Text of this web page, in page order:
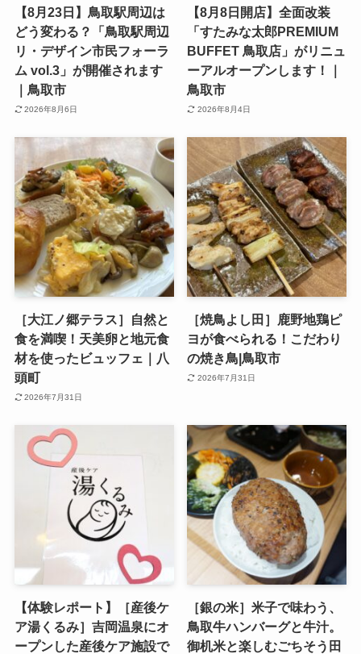
【8月23日】鳥取駅周辺は
どう変わる？「鳥取駅周辺
リ・デザイン市民フォーラ
ム vol.3」が開催されます
｜鳥取市
2026年8月6日
【8月8日開店】全面改装
「すたみな太郎PREMIUM
BUFFET 鳥取店」がリニュ
ーアルオープンします！｜
鳥取市
2026年8月4日
［大江ノ郷テラス］自然と
食を満喫！天美卵と地元食
材を使ったビュッフェ｜八
頭町
2026年7月31日
［焼鳥よし田］鹿野地鶏ピ
ヨが食べられる！こだわり
の焼き鳥|鳥取市
2026年7月31日
【体験レポート】［産後ケ
ア湯くるみ］吉岡温泉にオ
ープンした産後ケア施設で
［銀の米］米子で味わう、
鳥取牛ハンバーグと牛汁。
御机米と楽しむごちそう田